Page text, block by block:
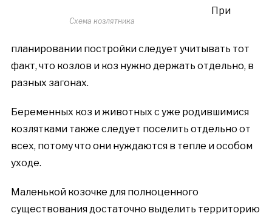
Схема козлятника
При
планировании постройки следует учитывать тот
факт, что козлов и коз нужно держать отдельно, в
разных загонах.
Беременных коз и животных с уже родившимися
козлятками также следует поселить отдельно от
всех, потому что они нуждаются в тепле и особом
уходе.
Маленькой козочке для полноценного
существования достаточно выделить территорию